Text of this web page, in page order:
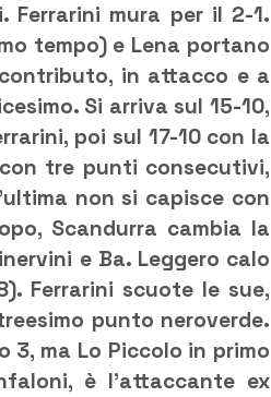
Ferrarini mura per il 2-1.
tempo) e Lena portano
in attacco e a
Si arriva sul 15-10,
poi sul 17-10 con la
tre punti consecutivi,
non si capisce con
Scandurra cambia la
e Ba. Leggero calo
Ferrarini scuote le sue,
punto neroverde.
3, ma Lo Piccolo in primo
è l’attaccante ex